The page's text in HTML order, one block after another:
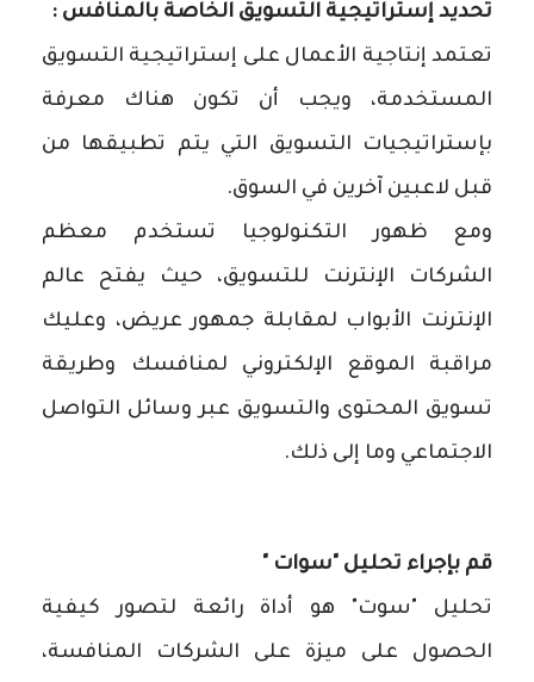
تحديد إستراتيجية التسويق الخاصة بالمنافس :
تعتمد إنتاجية الأعمال على إستراتيجية التسويق
المستخدمة، ويجب أن تكون هناك معرفة
بإستراتيجيات التسويق التي يتم تطبيقها من
قبل لاعبين آخرين في السوق.
ومع ظهور التكنولوجيا تستخدم معظم
الشركات الإنترنت للتسويق، حيث يفتح عالم
الإنترنت الأبواب لمقابلة جمهور عريض، وعليك
مراقبة الموقع الإلكتروني لمنافسك وطريقة
تسويق المحتوى والتسويق عبر وسائل التواصل
الاجتماعي وما إلى ذلك.
قم بإجراء تحليل "سوات "
تحليل "سوت" هو أداة رائعة لتصور كيفية
الحصول على ميزة على الشركات المنافسة،